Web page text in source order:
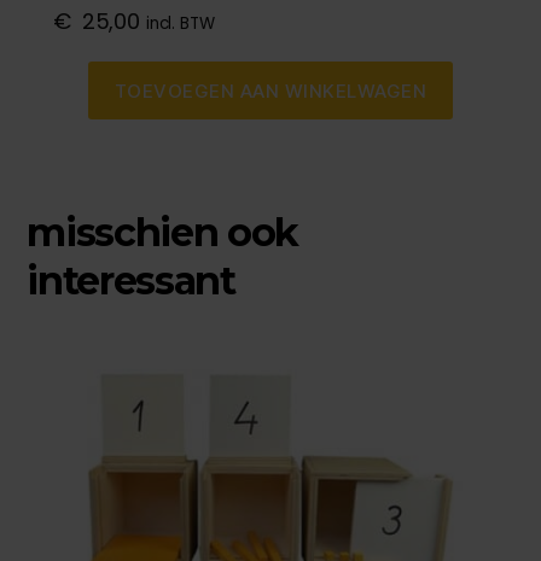
€ 25,00 incl. BTW
TOEVOEGEN AAN WINKELWAGEN
misschien ook
interessant